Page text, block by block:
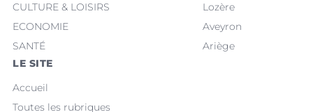
CULTURE & LOISIRS
ECONOMIE
SANTÉ
Lozère
Aveyron
Ariège
LE SITE
Accueil
Toutes les rubriques